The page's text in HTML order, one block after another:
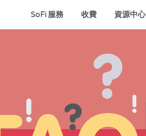
SoFi 服務 收費 資源中心